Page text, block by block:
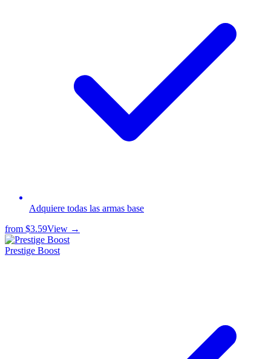
Adquiere todas las armas base
from $3.59View →
Prestige Boost